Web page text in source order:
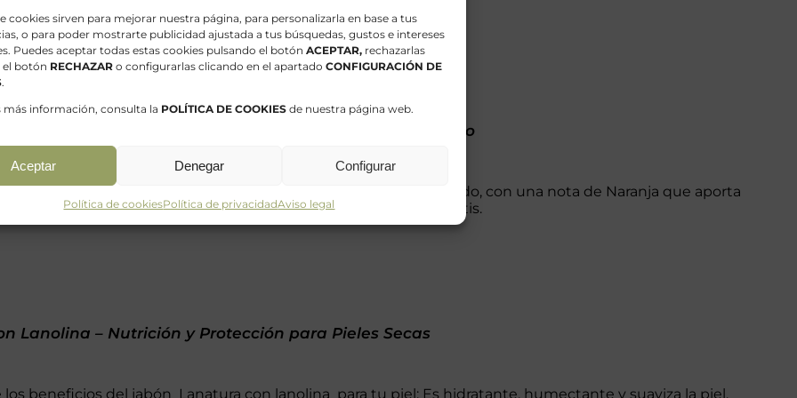
cookies sirven para mejorar nuestra página, para personalizarla en base a tus
o para poder mostrarte publicidad ajustada a tus búsquedas, gustos e intereses
Puedes aceptar todas estas cookies pulsando el botón ACEPTAR, rechazarlas
el botón RECHAZAR o configurarlas clicando en el apartado CONFIGURACIÓN DE
.
más información, consulta la POLÍTICA DE COOKIES de nuestra página web.
Aceptar Denegar Configurar
Política de cookiesPolítica de privacidadAviso legal
Chocolate – Jabón Gourmet y Sensorial con Aroma Cacao
naranja y canela ¡Una locura de jabón! Un jabón dulce y sofisticado, con una nota de Naranja que aporta
que exfolia y mima tu piel y Canela que tonifica y sanea el cutis.
Lanolina – Nutrición y Protección para Pieles Secas
los beneficios del jabón Lanatura con lanolina para tu piel: Es hidratante, humectante y suaviza la piel.